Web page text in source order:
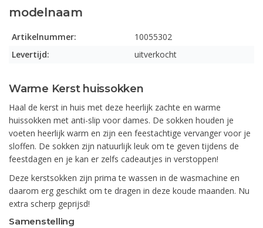
modelnaam
Artikelnummer:
10055302
Levertijd:
uitverkocht
Warme Kerst huissokken
Haal de kerst in huis met deze heerlijk zachte en warme
huissokken met anti-slip voor dames. De sokken houden je
voeten heerlijk warm en zijn een feestachtige vervanger voor je
sloffen. De sokken zijn natuurlijk leuk om te geven tijdens de
feestdagen en je kan er zelfs cadeautjes in verstoppen!
Deze kerstsokken zijn prima te wassen in de wasmachine en
daarom erg geschikt om te dragen in deze koude maanden. Nu
extra scherp geprijsd!
Samenstelling